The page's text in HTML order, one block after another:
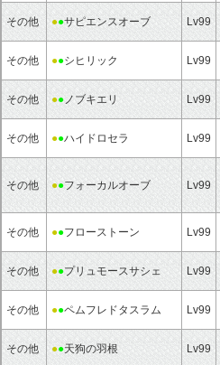
その他 ●●サピエンスオーブ Lv99
その他 ●●シヒリック Lv99
その他 ●●ノブキエリ Lv99
その他 ●●ハイドロセラ Lv99
その他 ●●フォーカルオーブ Lv99
その他 ●●フローストーン Lv99
その他 ●●プリュモースサシェ Lv99
その他 ●●ペムフレドタスラム Lv99
その他 ●●天狗の羽根 Lv99